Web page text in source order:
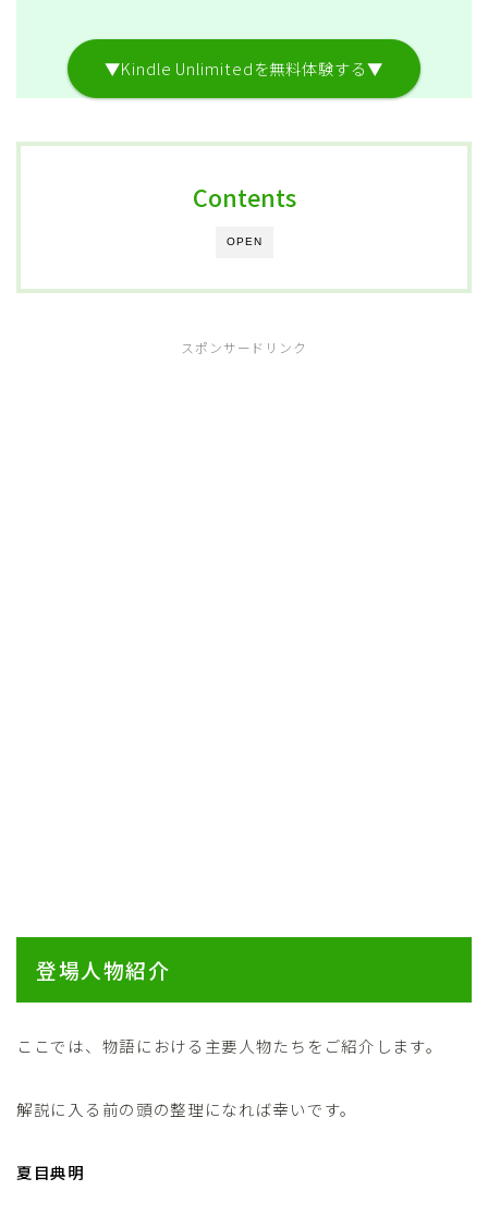
▼Kindle Unlimitedを無料体験する▼
OPEN
Contents
スポンサードリンク
登場人物紹介
ここでは、物語における主要人物たちをご紹介します。
解説に入る前の頭の整理になれば幸いです。
夏目典明